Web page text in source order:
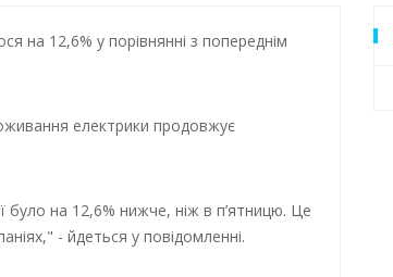
на 12,6% у порівнянні з попереднім
електрики продовжує
було на 12,6% нижче, ніж в п’ятницю. Це
- йдеться у повідомленні.